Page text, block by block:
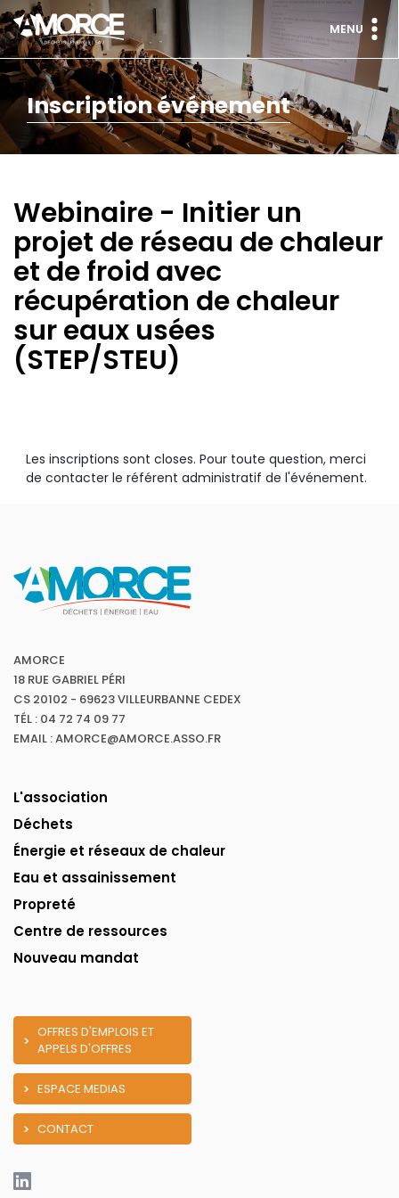
MENU
Inscription événement
Webinaire - Initier un
projet de réseau de chaleur
et de froid avec
récupération de chaleur
sur eaux usées
(STEP/STEU)
Les inscriptions sont closes. Pour toute question, merci
de contacter le référent administratif de l'événement.
AMORCE
18 RUE GABRIEL PÉRI
CS 20102 - 69623 VILLEURBANNE CEDEX
TÉL : 04 72 74 09 77
EMAIL : AMORCE@AMORCE.ASSO.FR
L'association
Déchets
Énergie et réseaux de chaleur
Eau et assainissement
Propreté
Centre de ressources
Nouveau mandat
OFFRES D'EMPLOIS ET
APPELS D'OFFRES
ESPACE MEDIAS
CONTACT